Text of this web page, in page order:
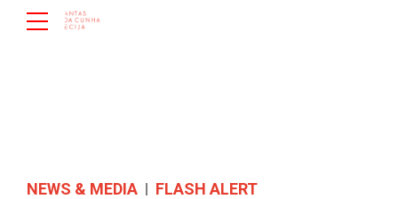
NEWS & MEDIA FLASH ALERT